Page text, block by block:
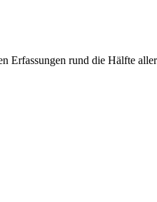
Erfassungen rund die Hälfte